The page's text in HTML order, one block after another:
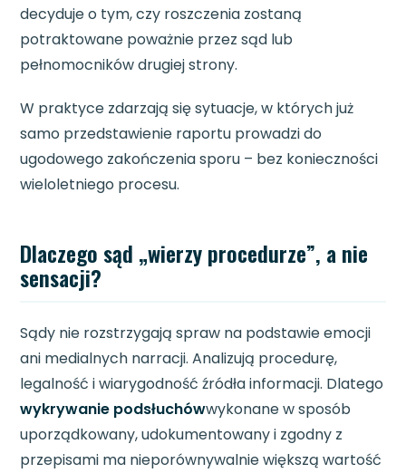
decyduje o tym, czy roszczenia zostaną
potraktowane poważnie przez sąd lub
pełnomocników drugiej strony.
W praktyce zdarzają się sytuacje, w których już
samo przedstawienie raportu prowadzi do
ugodowego zakończenia sporu – bez konieczności
wieloletniego procesu.
Dlaczego sąd „wierzy procedurze”, a nie
sensacji?
Sądy nie rozstrzygają spraw na podstawie emocji
ani medialnych narracji. Analizują procedurę,
legalność i wiarygodność źródła informacji. Dlatego
wykrywanie podsłuchówwykonane w sposób
uporządkowany, udokumentowany i zgodny z
przepisami ma nieporównywalnie większą wartość